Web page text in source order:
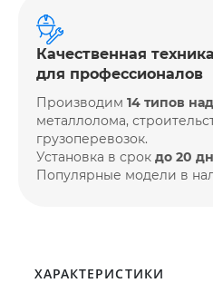
Качественная техника
для профессионалов
Производим 14 типов
металлолома,
грузоперевозок.
Установка в срок до 20
Популярные модели в
ХАРАКТЕРИСТИКИ